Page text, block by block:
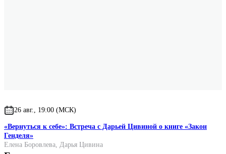
26 авг., 19:00 (МСК)
«Вернуться к себе»: Встреча с Дарьей Цивиной о книге «Закон
Генделя»
Елена Боровлева, Дарья Цивина